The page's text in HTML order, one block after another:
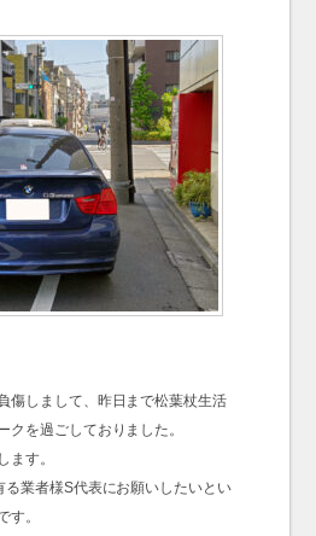
傷しまして、昨日まで松葉杖生活
クを過ごしておりました。
ます。
業者様S代表にお願いしたいとい
す。